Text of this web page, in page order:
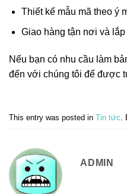
Thiết kế mẫu mã theo ý
Giao hàng tận nơi và
Nếu bạn có nhu cầu làm
đến với chúng tôi để được
This entry was posted in Tin tức.
ADMIN